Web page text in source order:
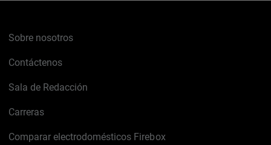
Sobre nosotros
Contáctenos
Sala de Redacción
Carreras
Comparar electrodomésticos Firebox